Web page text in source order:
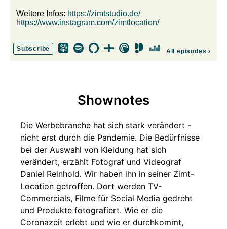
Weitere Infos: https://zimtstudio.de/
https://www.instagram.com/zimtlocation/
Subscribe All episodes ›
Shownotes
Die Werbebranche hat sich stark verändert -
nicht erst durch die Pandemie. Die Bedürfnisse
bei der Auswahl von Kleidung hat sich
verändert, erzählt Fotograf und Videograf
Daniel Reinhold. Wir haben ihn in seiner Zimt-
Location getroffen. Dort werden TV-
Commercials, Filme für Social Media gedreht
und Produkte fotografiert. Wie er die
Coronazeit erlebt und wie er durchkommt,